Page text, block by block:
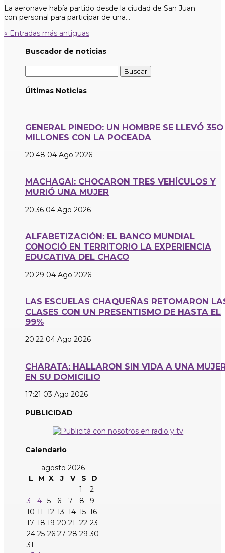
La aeronave había partido desde la ciudad de San Juan
con personal para participar de una...
« Entradas más antiguas
Buscador de noticias
Últimas Noticias
GENERAL PINEDO: UN HOMBRE SE LLEVÓ 35O
MILLONES CON LA POCEADA
20:48 04 Ago 2026
MACHAGAI: CHOCARON TRES VEHÍCULOS Y
MURIÓ UNA MUJER
20:36 04 Ago 2026
ALFABETIZACIÓN: EL BANCO MUNDIAL
CONOCIÓ EN TERRITORIO LA EXPERIENCIA
EDUCATIVA DEL CHACO
20:29 04 Ago 2026
LAS ESCUELAS CHAQUEÑAS RETOMARON
CLASES CON UN PRESENTISMO DE HASTA EL
99%
20:22 04 Ago 2026
CHARATA: HALLARON SIN VIDA A UNA
EN SU DOMICILIO
17:21 03 Ago 2026
PUBLICIDAD
Calendario
agosto 2026
L
M X J V S
D
1
2
3
4 5 6 7 8
9
10 11 12 13 14 15 16
17 18 19 20 21 22 23
24 25 26 27 28 29 30
31